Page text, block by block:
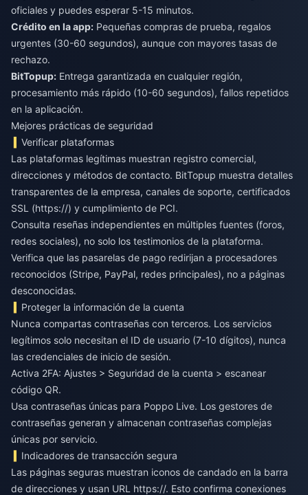
oficiales y puedes esperar 5-15 minutos.
Crédito en la app: Pequeñas compras de prueba, regalos
urgentes (30-60 segundos), aunque con mayores tasas de
rechazo.
BitTopup: Entrega garantizada en cualquier región,
procesamiento más rápido (10-60 segundos), fallos repetidos
en la aplicación.
Mejores prácticas de seguridad
Verificar plataformas
Las plataformas legítimas muestran registro comercial,
direcciones y métodos de contacto. BitTopup muestra detalles
transparentes de la empresa, canales de soporte, certificados
SSL (https://) y cumplimiento de PCI.
Consulta reseñas independientes en múltiples fuentes (foros,
redes sociales), no solo los testimonios de la plataforma.
Verifica que las pasarelas de pago redirijan a procesadores
reconocidos (Stripe, PayPal, redes principales), no a páginas
desconocidas.
Proteger la información de la cuenta
Nunca compartas contraseñas con terceros. Los servicios
legítimos solo necesitan el ID de usuario (7-10 dígitos), nunca
las credenciales de inicio de sesión.
Activa 2FA: Ajustes > Seguridad de la cuenta > escanear
código QR.
Usa contraseñas únicas para Poppo Live. Los gestores de
contraseñas generan y almacenan contraseñas complejas
únicas por servicio.
Indicadores de transacción segura
Las páginas seguras muestran iconos de candado en la barra
de direcciones y usan URL https://. Esto confirma conexiones